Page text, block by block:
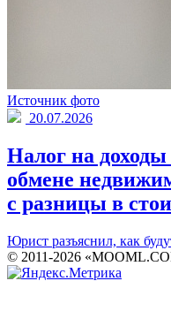
Источник фото
20.07.2026
Налог на
обмене
с разницы в
Юрист разъяснил, как
© 2011-2026